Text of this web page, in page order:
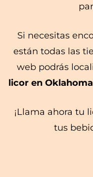
Si necesitas
están todas las
web podrás
licor en
¡Llama ahora tu
tus